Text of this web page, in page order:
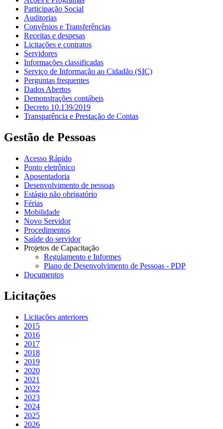
Participação Social
Auditorias
Convênios e Transferências
Receitas e despesas
Licitações e contratos
Servidores
Informações classificadas
Serviço de Informação ao Cidadão (SIC)
Perguntas frequentes
Dados Abertos
Demonstrações contábeis
Decreto 10.139/2019
Transparência e Prestação de Contas
Gestão de Pessoas
Acesso Rápido
Ponto eletrônico
Aposentadoria
Desenvolvimento de pessoas
Estágio não obrigatório
Férias
Mobilidade
Novo Servidor
Procedimentos
Saúde do servidor
Projetos de Capacitação
Regulamento e Informes
Plano de Desenvolvimento de Pessoas - PDP
Documentos
Licitações
Licitações anteriores
2015
2016
2017
2018
2019
2020
2021
2022
2023
2024
2025
2026